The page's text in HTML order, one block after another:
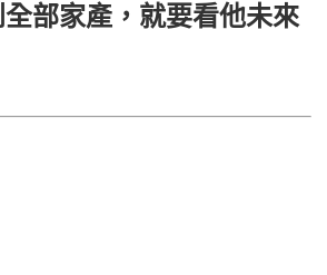
部家產，就要看他未來